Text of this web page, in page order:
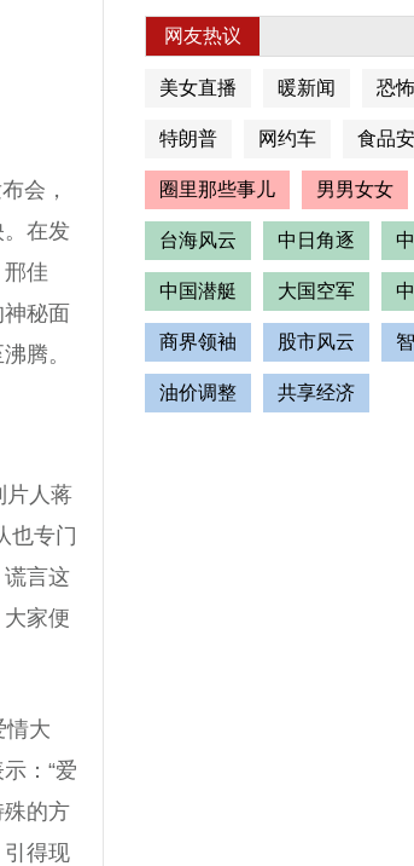
会，
在发
佳
秘面
腾。
片人蒋
也专门
言这
家便
情大
：“爱
的方
引得现
网友热议
美女直播 暖新闻 恐
特朗普 网约车 食品
圈里那些事儿 男男女女
台海风云 中日角逐
中国潜艇 大国空军
商界领袖 股市风云
油价调整 共享经济